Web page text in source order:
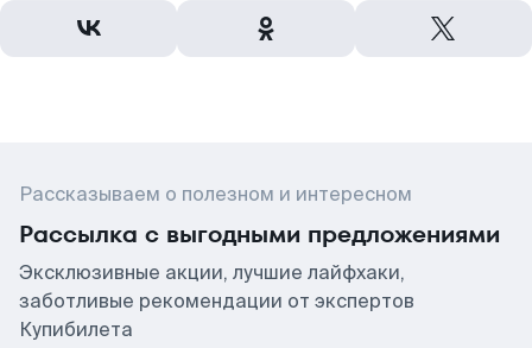
Рассказываем о полезном и интересном
Рассылка с выгодными предложениями
Эксклюзивные акции, лучшие лайфхаки,
заботливые рекомендации от экспертов
Купибилета